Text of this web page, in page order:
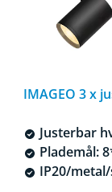
IMAGEO 3 x
Justerbar
Plademål:
IP20/